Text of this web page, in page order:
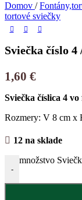
Domov /
tortové sviečky
Sviečka číslo 4
1,60 €
Sviečka číslica 4
Rozmery: V 8 cm x
12 na sklade
-
množstvo